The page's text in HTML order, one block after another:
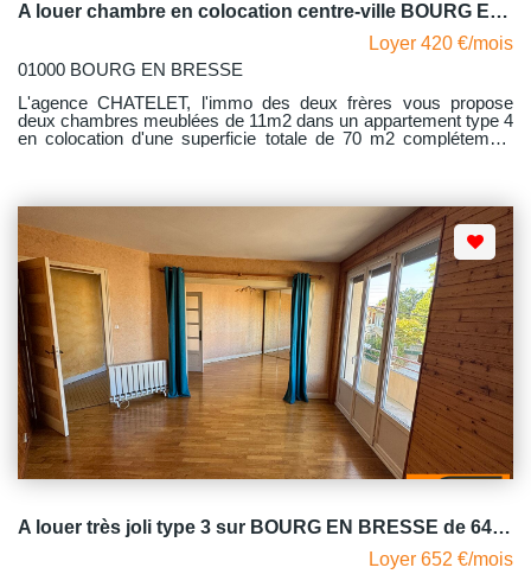
A louer chambre en colocation centre-ville BOURG EN BRESSE avec balcon et bûcher
Loyer 420 €/mois
01000 BOURG EN BRESSE
L'agence CHATELET, l'immo des deux frères vous propose
deux chambres meublées de 11m2 dans un appartement type 4
en colocation d'une superficie totale de 70 m2 complétement
onde, grille pain etc.), une salle d'eau avec lave-linge et un W.C
indépendant. Il dispose également d'un balcon agrémenté d'une
tendue motorisée et d'un bucher idéal pour entreposer des
vélos. Les charges forfaitaires comprennent : le chauffage, l'eau
chaude et l'eau froide, l'électricité, l'abonnement Internet et la
taxe ordures ménagères. L'une des chambres est disponible et
la deuxième se libère le 09/09/2026.
A louer très joli type 3 sur BOURG EN BRESSE de 64.70 m2
Loyer 652 €/mois